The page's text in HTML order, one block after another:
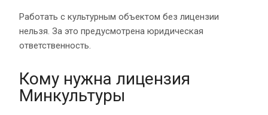
Работать с культурным объектом без лицензии
нельзя. За это предусмотрена юридическая
ответственность.
Кому нужна лицензия
Минкультуры